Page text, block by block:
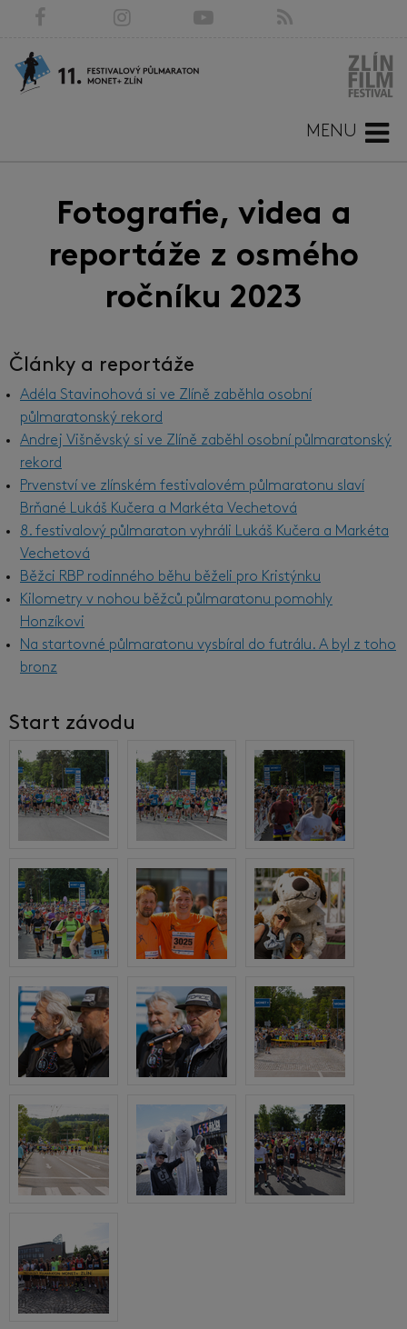
MENU
Fotografie, videa a
reportáže z osmého
ročníku 2023
Články a reportáže
Adéla Stavinohová si ve Zlíně zaběhla osobní
půlmaratonský rekord
Andrej Višněvský si ve Zlíně zaběhl osobní půlmaratonský
rekord
Prvenství ve zlínském festivalovém půlmaratonu slaví
Brňané Lukáš Kučera a Markéta Vechetová
8. festivalový půlmaraton vyhráli Lukáš Kučera a Markéta
Vechetová
Běžci RBP rodinného běhu běželi pro Kristýnku
Kilometry v nohou běžců půlmaratonu pomohly
Honzíkovi
Na startovné půlmaratonu vysbíral do futrálu. A byl z toho
bronz
Start závodu